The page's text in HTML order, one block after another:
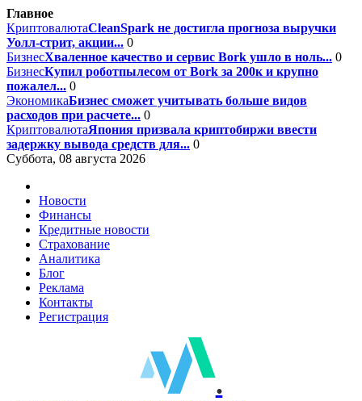
Главное
КриптовалютаCleanSpark не достигла прогноза выручки
Уолл-стрит, акции... 0
БизнесХваленное качество и сервис Bork ушло в ноль... 0
БизнесКупил роботпылесом от Bork за 200к и крупно
пожалел... 0
ЭкономикаБизнес сможет учитывать больше видов
расходов при расчете... 0
КриптовалютаЯпония призвала криптобиржи ввести
задержку вывода средств для... 0
Суббота, 08 августа 2026
Новости
Финансы
Кредитные новости
Страхование
Аналитика
Блог
Реклама
Контакты
Регистрация
.